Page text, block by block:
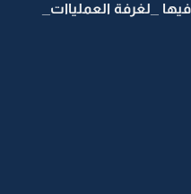
_لغرفة العملياات_